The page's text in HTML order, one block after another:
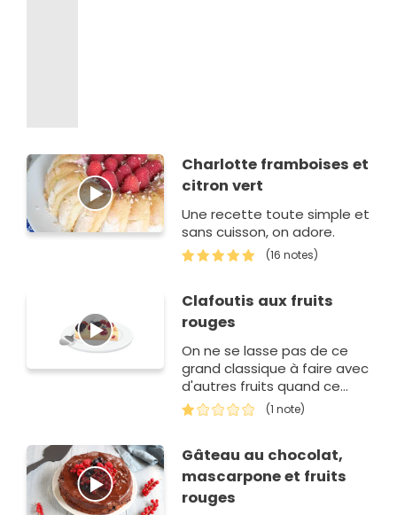
Charlotte framboises et
citron vert
Une recette toute simple et
sans cuisson, on adore.
(16 notes)
Clafoutis aux fruits
rouges
On ne se lasse pas de ce
grand classique à faire avec
d'autres fruits quand ce
n'est pas la saison.
(1 note)
Gâteau au chocolat,
mascarpone et fruits
rouges